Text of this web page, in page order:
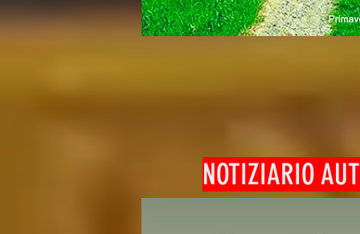
NOTIZIARIO